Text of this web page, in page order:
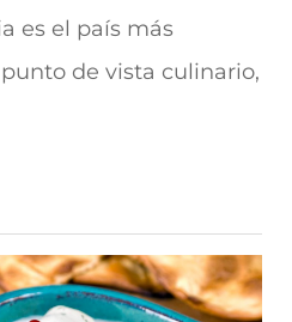
es el país más
de vista culinario,